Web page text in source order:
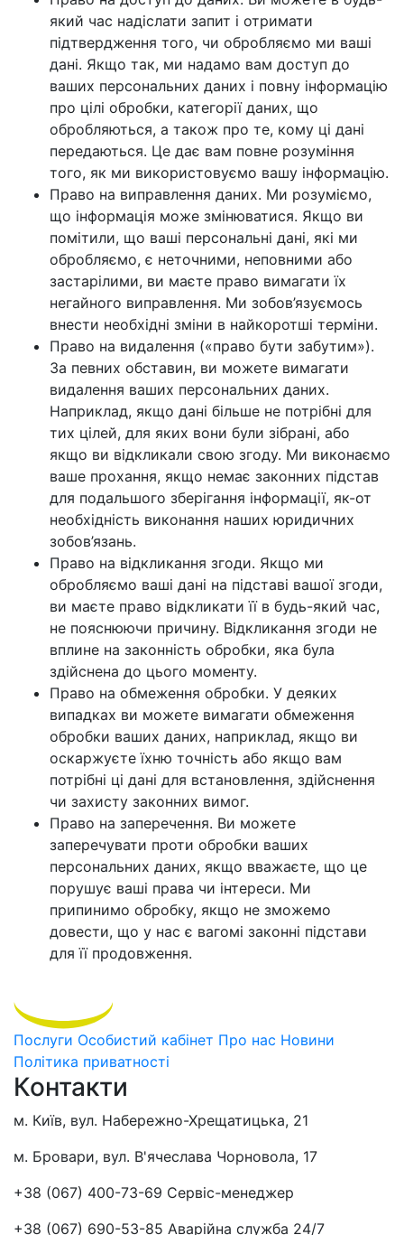
який час надіслати запит і отримати
підтвердження того, чи обробляємо ми ваші
дані. Якщо так, ми надамо вам доступ до
ваших персональних даних і повну інформацію
про цілі обробки, категорії даних, що
обробляються, а також про те, кому ці дані
передаються. Це дає вам повне розуміння
того, як ми використовуємо вашу інформацію.
Право на виправлення даних. Ми розуміємо,
що інформація може змінюватися. Якщо ви
помітили, що ваші персональні дані, які ми
обробляємо, є неточними, неповними або
застарілими, ви маєте право вимагати їх
негайного виправлення. Ми зобов’язуємось
внести необхідні зміни в найкоротші терміни.
Право на видалення («право бути забутим»).
За певних обставин, ви можете вимагати
видалення ваших персональних даних.
Наприклад, якщо дані більше не потрібні для
тих цілей, для яких вони були зібрані, або
якщо ви відкликали свою згоду. Ми виконаємо
ваше прохання, якщо немає законних підстав
для подальшого зберігання інформації, як-от
необхідність виконання наших юридичних
зобов’язань.
Право на відкликання згоди. Якщо ми
обробляємо ваші дані на підставі вашої згоди,
ви маєте право відкликати її в будь-який час,
не пояснюючи причину. Відкликання згоди не
вплине на законність обробки, яка була
здійснена до цього моменту.
Право на обмеження обробки. У деяких
випадках ви можете вимагати обмеження
обробки ваших даних, наприклад, якщо ви
оскаржуєте їхню точність або якщо вам
потрібні ці дані для встановлення, здійснення
чи захисту законних вимог.
Право на заперечення. Ви можете
заперечувати проти обробки ваших
персональних даних, якщо вважаєте, що це
порушує ваші права чи інтереси. Ми
припинимо обробку, якщо не зможемо
довести, що у нас є вагомі законні підстави
для її продовження.
Послуги Особистий кабінет Про нас Новини
Політика приватності
Контакти
м. Київ, вул. Набережно-Хрещатицька, 21
м. Бровари, вул. В'ячеслава Чорновола, 17
+38 (067) 400-73-69 Сервіс-менеджер
+38 (067) 690-53-85 Аварійна служба 24/7